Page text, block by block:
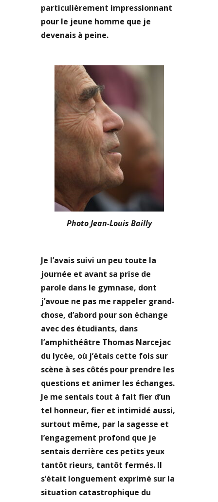
particulièrement impressionnant
pour le jeune homme que je
devenais à peine.
Photo Jean-Louis Bailly
Je l’avais suivi un peu toute la
journée et avant sa prise de
parole dans le gymnase, dont
j’avoue ne pas me rappeler grand-
chose, d’abord pour son échange
avec des étudiants, dans
l’amphithéâtre Thomas Narcejac
du lycée, où j’étais cette fois sur
scène à ses côtés pour prendre les
questions et animer les échanges.
Je me sentais tout à fait fier d’un
tel honneur, fier et intimidé aussi,
surtout même, par la sagesse et
l’engagement profond que je
sentais derrière ces petits yeux
tantôt rieurs, tantôt fermés. Il
s’était longuement exprimé sur la
situation catastrophique du